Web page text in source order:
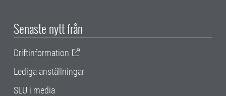
Senaste nytt från
Driftinformation
Lediga anställningar
SLU i media